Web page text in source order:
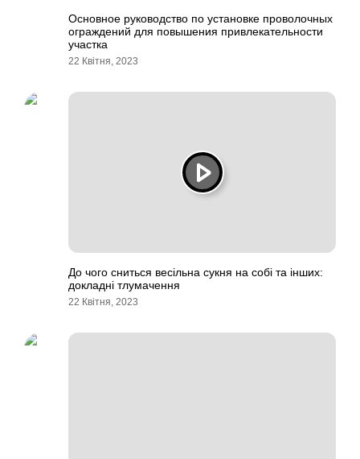
Основное руководство по установке проволочных
ограждений для повышения привлекательности
участка
22 Квітня, 2023
До чого сниться весільна сукня на собі та інших:
докладні тлумачення
22 Квітня, 2023